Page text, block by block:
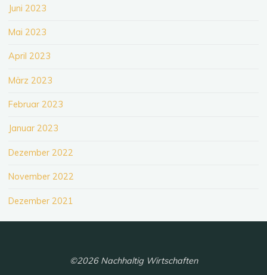
Juni 2023
Mai 2023
April 2023
März 2023
Februar 2023
Januar 2023
Dezember 2022
November 2022
Dezember 2021
©2026 Nachhaltig Wirtschaften